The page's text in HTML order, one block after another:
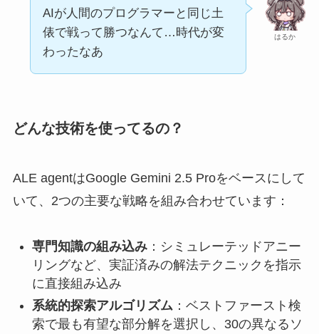
はるか
AIが人間のプログラマーと同じ土
俵で戦って勝つなんて…時代が変
わったなあ
どんな技術を使ってるの？
ALE agentはGoogle Gemini 2.5 Proをベースにして
いて、2つの主要な戦略を組み合わせています：
専門知識の組み込み：シミュレーテッドアニー
リングなど、実証済みの解法テクニックを指示
に直接組み込み
系統的探索アルゴリズム ：ベストファースト検
索で最も有望な部分解を選択し、30の異なるソ